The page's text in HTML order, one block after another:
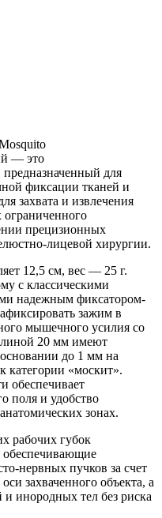
— это
для
фиксации тканей и
захвата и извлечения
прецизионных
лицевой хирургии.
12,5 см, вес — 25 г.
с классическими
надежным фиксатором-
зажим в
мышечного усилия со
20 мм имеют
до 1 мм на
категории «москит».
обеспечивает
поля и удобство
зонах.
рабочих губок
обеспечивающие
нервных пучков за счет
захваченного объекта, а
инородных тел без риска